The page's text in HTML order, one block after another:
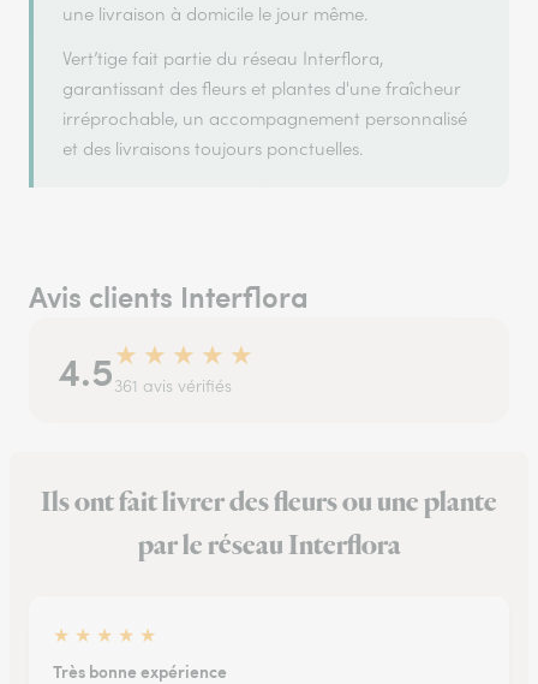
une livraison à domicile le jour même.
Vert’tige fait partie du réseau Interflora,
garantissant des fleurs et plantes d'une fraîcheur
irréprochable, un accompagnement personnalisé
et des livraisons toujours ponctuelles.
Avis clients Interflora
4.5★ ★ ★ ★ ★
361 avis vérifiés
Ils ont fait livrer des fleurs ou une plante
par le réseau Interflora
★ ★ ★ ★ ★
Très bonne expérience